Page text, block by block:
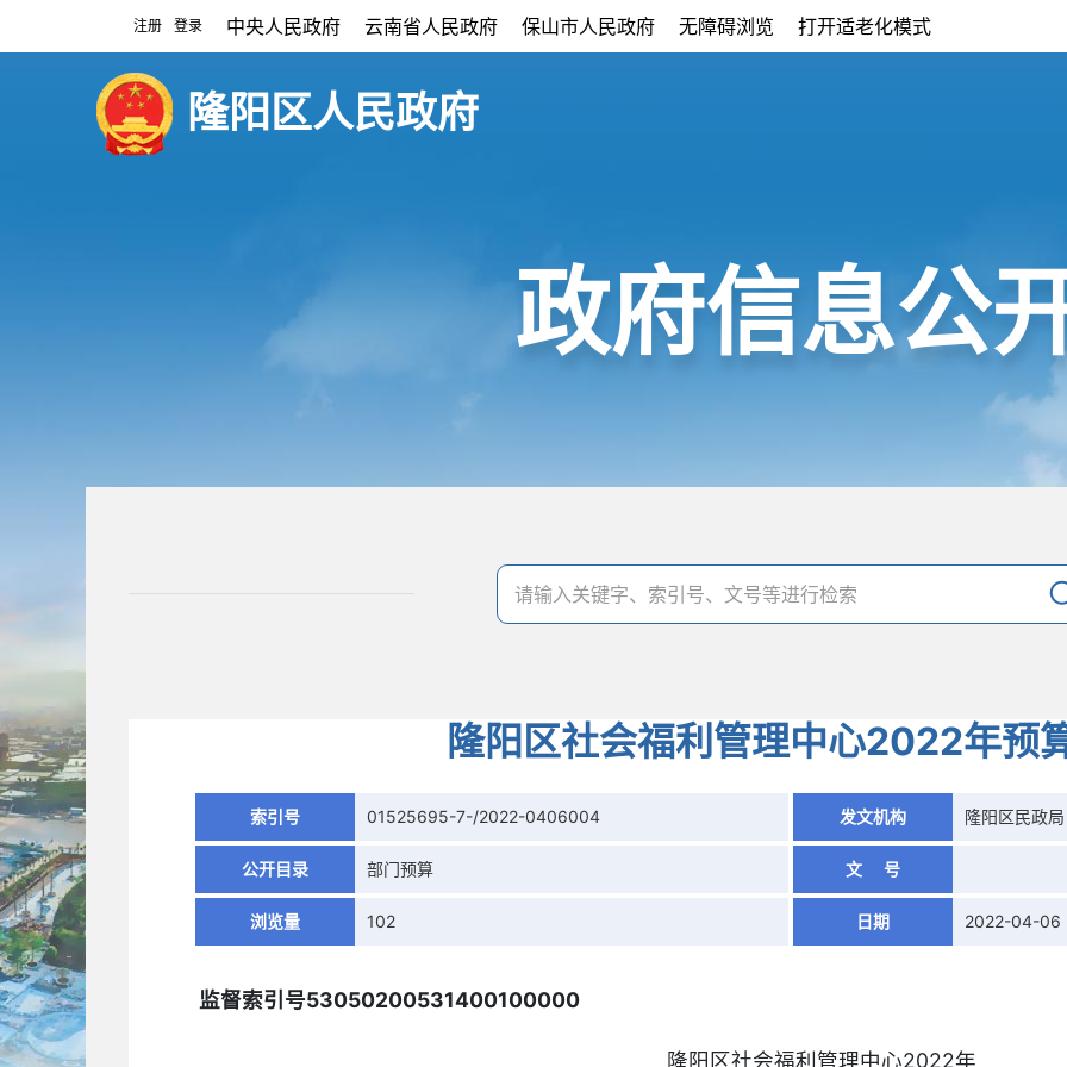
注册 登录 中央人民政府 云南省人民政府 保山市人民政府 无障碍浏览 打开适老化模式
隆阳区人民政府
政府信息公
隆阳区社会福利管理中心2022年预
索引号 01525695-7-/2022-0406004 发文机构 隆阳区民政局
公开目录 部门预算 文 号
浏览量 102 日期 2022-04-06
监督索引号53050200531400100000
隆阳区社会福利管理中心2022年